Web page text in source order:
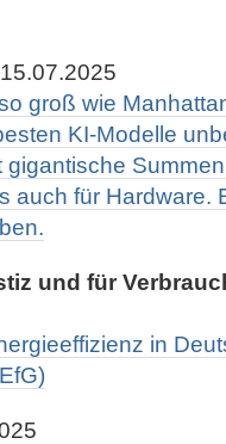
groß wie
KI-Modelle
auch für Hardware.
und für
in